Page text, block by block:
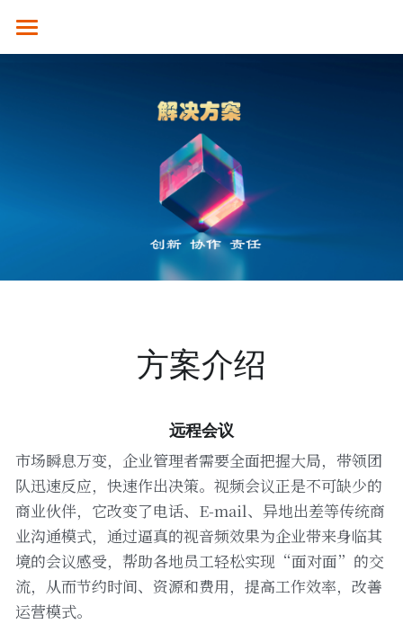
SGUOTECH
4K视频会议系统
全融合媒体引擎（CM8000）
高性能并发MCU（MCU900）
电视墙服务器 （VW-200）
高清视频会议终端
高清分体式终端（M800S）
高清分体式终端（M800D）
4K一体式终端（M30）
高清一体式终端（M20S）
音视频会议平板（MeetBox T系列）
高清分体式终端（M800C）
SCM2.0云平台
全向麦克风
☎ 020-31078434
方案介绍
远程会议
市场瞬息万变，企业管理者需要全面把握大局，带领团
队迅速反应，快速作出决策。视频会议正是不可缺少的
商业伙伴，它改变了电话、E-mail、异地出差等传统商
业沟通模式，通过逼真的视音频效果为企业带来身临其
境的会议感受，帮助各地员工轻松实现“面对面”的交
流，从而节约时间、资源和费用，提高工作效率，改善
运营模式。